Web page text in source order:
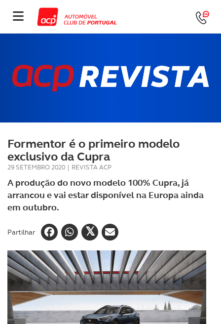
Formentor é o primeiro modelo
exclusivo da Cupra
29 SETEMBRO 2020 | REVISTA ACP
A produção do novo modelo 100% Cupra, já
arrancou e vai estar disponível na Europa ainda
em outubro.
Partilhar